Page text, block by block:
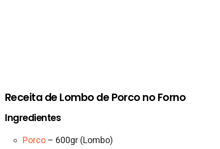
Receita de Lombo de Porco no Forno
Ingredientes
Porco – 600gr (Lombo)